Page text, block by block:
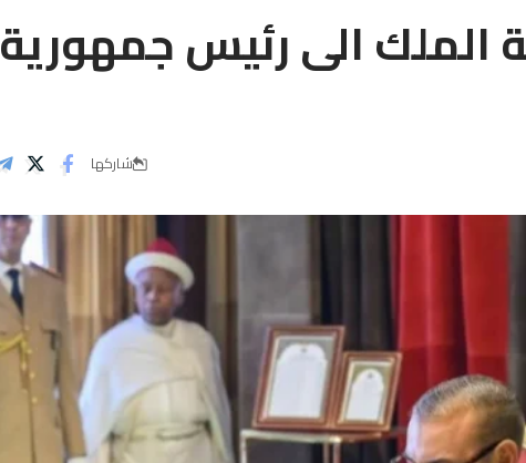
الملك الى رئيس جمهورية
شاركها